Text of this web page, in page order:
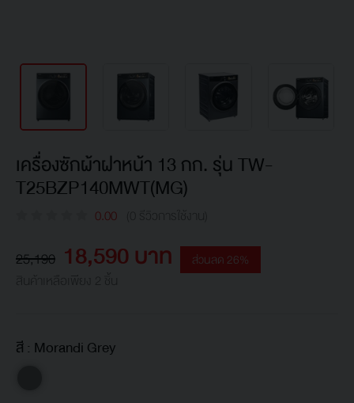
เครื่องซักผ้าฝาหน้า 13 กก. รุ่น TW-
T25BZP140MWT(MG)
0.00
25,190 18,590 บาท ส่วนลด 26%
สี : Morandi Grey